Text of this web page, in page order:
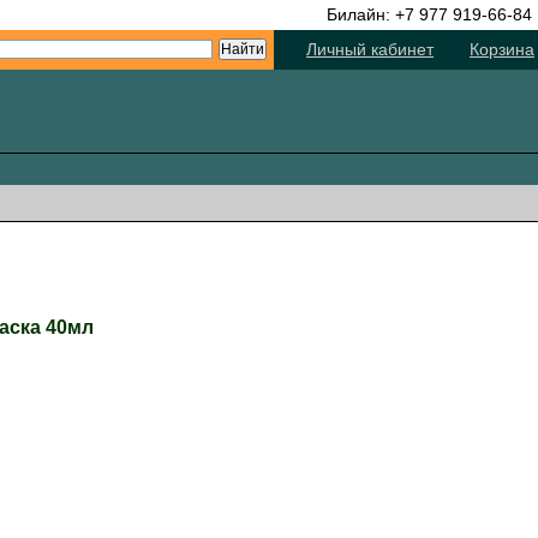
Билайн: +7 977 919-66-84
Личный кабинет
Корзина
40мл